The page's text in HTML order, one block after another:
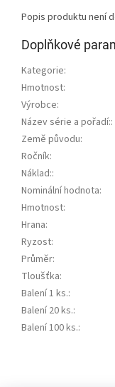
Popis produktu není
Doplňkové
Kategorie:
Hmotnost:
Výrobce:
Název série a pořadí::
Země původu:
Ročník:
Náklad::
Nominální hodnota:
Hmotnost:
Hrana:
Ryzost:
Průměr:
Tloušťka:
Balení 1 ks.:
Balení 20 ks.:
Balení 100 ks.: